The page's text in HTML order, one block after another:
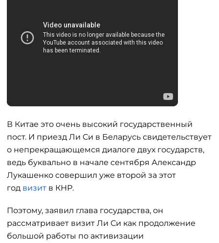
В Китае это очень высокий государственный
пост. И приезд Ли Си в Беларусь свидетельствует
о непрекращающемся диалоге двух государств,
ведь буквально в начале сентября Александр
Лукашенко совершил уже второй за этот
год визит в КНР.
Поэтому, заявил глава государства, он
рассматривает визит Ли Си как продолжение
большой работы по активизации